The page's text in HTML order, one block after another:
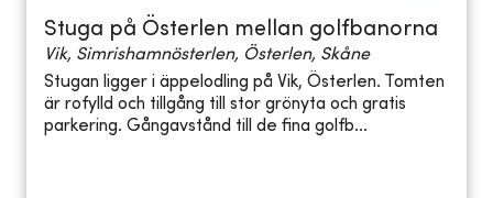
Stuga på Österlen mellan golfbanorna
Vik, Simrishamnösterlen, Österlen, Skåne
Stugan ligger i äppelodling på Vik, Österlen. Tomten
är rofylld och tillgång till stor grönyta och gratis
parkering. Gångavstånd till de fina golfb...